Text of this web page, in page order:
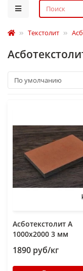
Текстолит
Асботекстолит А
1000х2000 3 мм
1890 руб/кг